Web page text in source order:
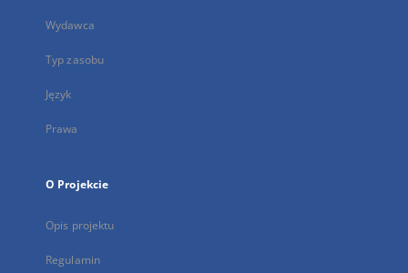
Wydawca
Typ zasobu
Język
Prawa
O Projekcie
Opis projektu
Regulamin